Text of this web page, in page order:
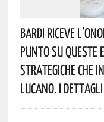
Bardi Riceve
Punto Su Queste
Strategiche Che
Lucano. I Dettagli